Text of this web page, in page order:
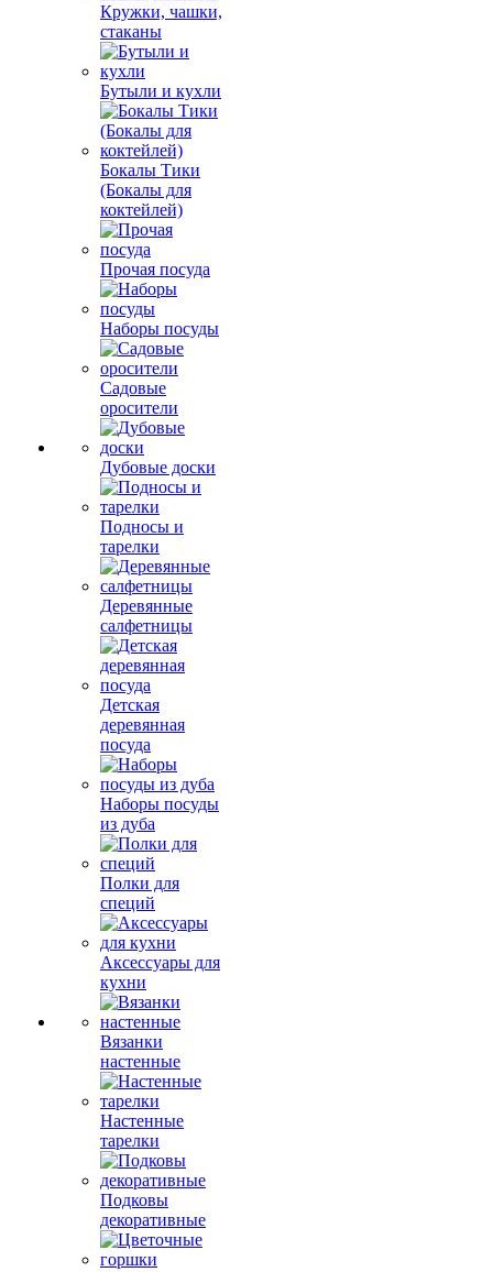
Кружки, чашки,
стаканы
Бутыли и кухли
Бокалы Тики
(Бокалы для
коктейлей)
Прочая посуда
Наборы посуды
Садовые
оросители
Дубовые доски
Подносы и
тарелки
Деревянные
салфетницы
Детская
деревянная
посуда
Наборы посуды
из дуба
Полки для
специй
Аксессуары для
кухни
Вязанки
настенные
Настенные
тарелки
Подковы
декоративные